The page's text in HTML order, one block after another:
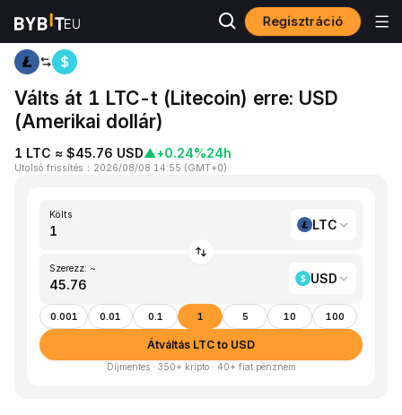
Regisztráció
Kezdőlap LTC to USD
Válts át 1 LTC-t (Litecoin) erre: USD
(Amerikai dollár)
1 LTC ≈ $45.76 USD▲+0.24%24h
Utolsó frissítés ： 2026/08/08 14:55 (GMT+0)
Költs
LTC
Szerezz: ~
USD
0.001 0.01 0.1 1 5 10 100
Átváltás LTC to USD
Díjmentes · 350+ kripto · 40+ fiat pénznem